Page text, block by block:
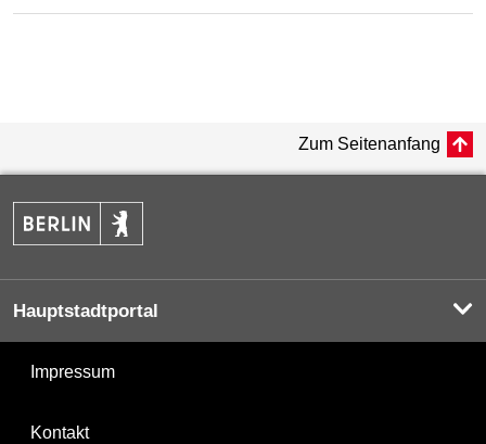
Zum Seitenanfang
Hauptstadtportal
Impressum
Kontakt